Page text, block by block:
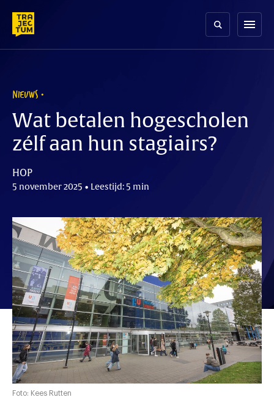
content
menu
NIEUWS
Wat betalen hogescholen
zélf aan hun stagiairs?
HOP
5 november 2025 • Leestijd: 5 min
Foto: Kees Rutten